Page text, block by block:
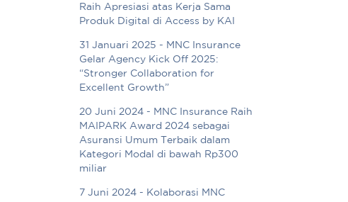
Raih Apresiasi atas Kerja Sama
Produk Digital di Access by KAI
31 Januari 2025 - MNC Insurance
Gelar Agency Kick Off 2025:
“Stronger Collaboration for
Excellent Growth”
20 Juni 2024 - MNC Insurance Raih
MAIPARK Award 2024 sebagai
Asuransi Umum Terbaik dalam
Kategori Modal di bawah Rp300
miliar
7 Juni 2024 - Kolaborasi MNC